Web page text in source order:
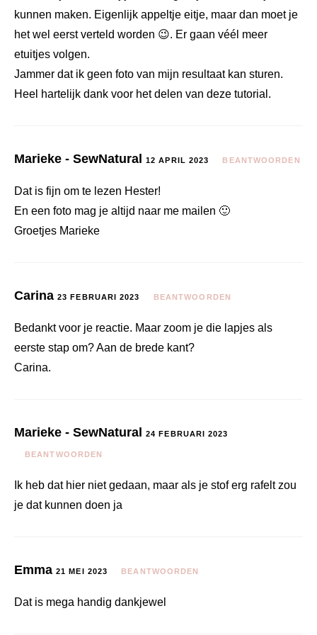
kunnen maken. Eigenlijk appeltje eitje, maar dan moet je
het wel eerst verteld worden 😉. Er gaan véél meer
etuitjes volgen.
Jammer dat ik geen foto van mijn resultaat kan sturen.
Heel hartelijk dank voor het delen van deze tutorial.
Marieke - SewNatural 12 APRIL 2023 BEANTWOORDEN
Dat is fijn om te lezen Hester!
En een foto mag je altijd naar me mailen 🙂
Groetjes Marieke
Carina 23 FEBRUARI 2023 BEANTWOORDEN
Bedankt voor je reactie. Maar zoom je die lapjes als
eerste stap om? Aan de brede kant?
Carina.
Marieke - SewNatural 24 FEBRUARI 2023
BEANTWOORDEN
Ik heb dat hier niet gedaan, maar als je stof erg rafelt zou
je dat kunnen doen ja
Emma 21 MEI 2023 BEANTWOORDEN
Dat is mega handig dankjewel